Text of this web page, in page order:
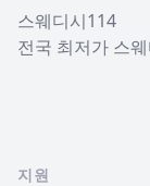
스웨디시114
전국 최저가 스
지원